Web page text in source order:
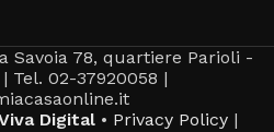
Savoia 78, quartiere Parioli -
Tel. 02-37920058 |
Digital• Privacy Policy|